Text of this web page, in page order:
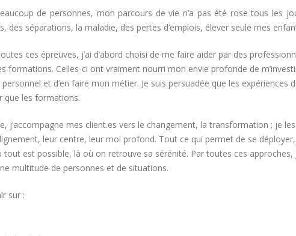
de personnes, mon parcours de vie n’a pas été rose tous les
des séparations, la maladie, des pertes d’emplois, élever seule mes
ces épreuves, j’ai d’abord choisi de me faire aider par des
formations. Celles-ci ont vraiment nourri mon envie profonde de
et d’en faire mon métier. Je suis persuadée que les expériences
que les formations.
j’accompagne mes client.es vers le changement, la transformation ; je
leur centre, leur moi profond. Tout ce qui permet de se déployer,
tout est possible, là où on retrouve sa sérénité. Par toutes ces approches,
multitude de personnes et de situations.
sur :